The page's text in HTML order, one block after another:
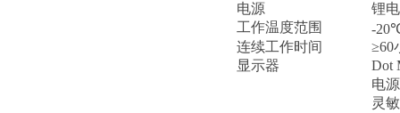
电源
锂
工作温度范围
-
连续工作时间
≥60
显示器
Dot
电
灵